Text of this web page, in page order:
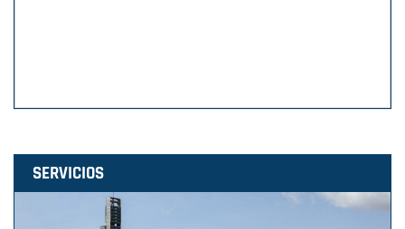
SERVICIOS